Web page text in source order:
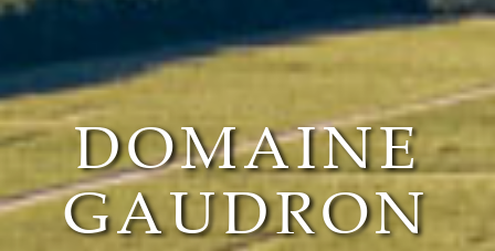
DOMAINE
GAUDRON